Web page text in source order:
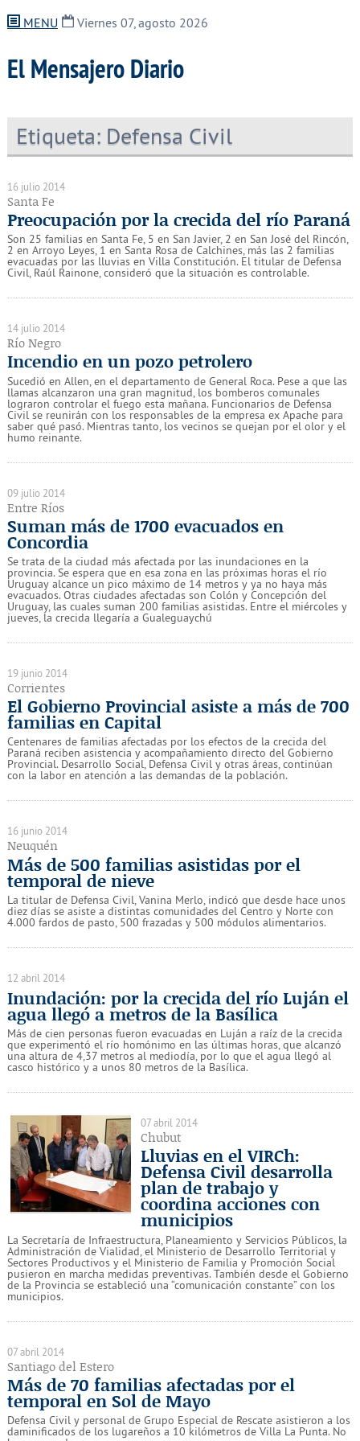
MENU Viernes 07, agosto 2026
El Mensajero Diario
Etiqueta: Defensa Civil
16 julio 2014
Santa Fe
Preocupación por la crecida del río Paraná
Son 25 familias en Santa Fe, 5 en San Javier, 2 en San José del Rincón,
2 en Arroyo Leyes, 1 en Santa Rosa de Calchines, más las 2 familias
evacuadas por las lluvias en Villa Constitución. El titular de Defensa
Civil, Raúl Rainone, consideró que la situación es controlable.
14 julio 2014
Río Negro
Incendio en un pozo petrolero
Sucedió en Allen, en el departamento de General Roca. Pese a que las
llamas alcanzaron una gran magnitud, los bomberos comunales
lograron controlar el fuego esta mañana. Funcionarios de Defensa
Civil se reunirán con los responsables de la empresa ex Apache para
saber qué pasó. Mientras tanto, los vecinos se quejan por el olor y el
humo reinante.
09 julio 2014
Entre Ríos
Suman más de 1700 evacuados en
Concordia
Se trata de la ciudad más afectada por las inundaciones en la
provincia. Se espera que en esa zona en las próximas horas el río
Uruguay alcance un pico máximo de 14 metros y ya no haya más
evacuados. Otras ciudades afectadas son Colón y Concepción del
Uruguay, las cuales suman 200 familias asistidas. Entre el miércoles y
jueves, la crecida llegaría a Gualeguaychú
19 junio 2014
Corrientes
El Gobierno Provincial asiste a más de 700
familias en Capital
Centenares de familias afectadas por los efectos de la crecida del
Paraná reciben asistencia y acompañamiento directo del Gobierno
Provincial. Desarrollo Social, Defensa Civil y otras áreas, continúan
con la labor en atención a las demandas de la población.
16 junio 2014
Neuquén
Más de 500 familias asistidas por el
temporal de nieve
La titular de Defensa Civil, Vanina Merlo, indicó que desde hace unos
diez días se asiste a distintas comunidades del Centro y Norte con
4.000 fardos de pasto, 500 frazadas y 500 módulos alimentarios.
12 abril 2014
Inundación: por la crecida del río Luján el
agua llegó a metros de la Basílica
Más de cien personas fueron evacuadas en Luján a raíz de la crecida
que experimentó el río homónimo en las últimas horas, que alcanzó
una altura de 4,37 metros al mediodía, por lo que el agua llegó al
casco histórico y a unos 80 metros de la Basílica.
07 abril 2014
Chubut
Lluvias en el VIRCh:
Defensa Civil desarrolla
plan de trabajo y
coordina acciones con
municipios
La Secretaría de Infraestructura, Planeamiento y Servicios Públicos, la
Administración de Vialidad, el Ministerio de Desarrollo Territorial y
Sectores Productivos y el Ministerio de Familia y Promoción Social
pusieron en marcha medidas preventivas. También desde el Gobierno
de la Provincia se estableció una “comunicación constante” con los
municipios.
07 abril 2014
Santiago del Estero
Más de 70 familias afectadas por el
temporal en Sol de Mayo
Defensa Civil y personal de Grupo Especial de Rescate asistieron a los
daminificados de los lugareños a 10 kilómetros de Villa La Punta. No